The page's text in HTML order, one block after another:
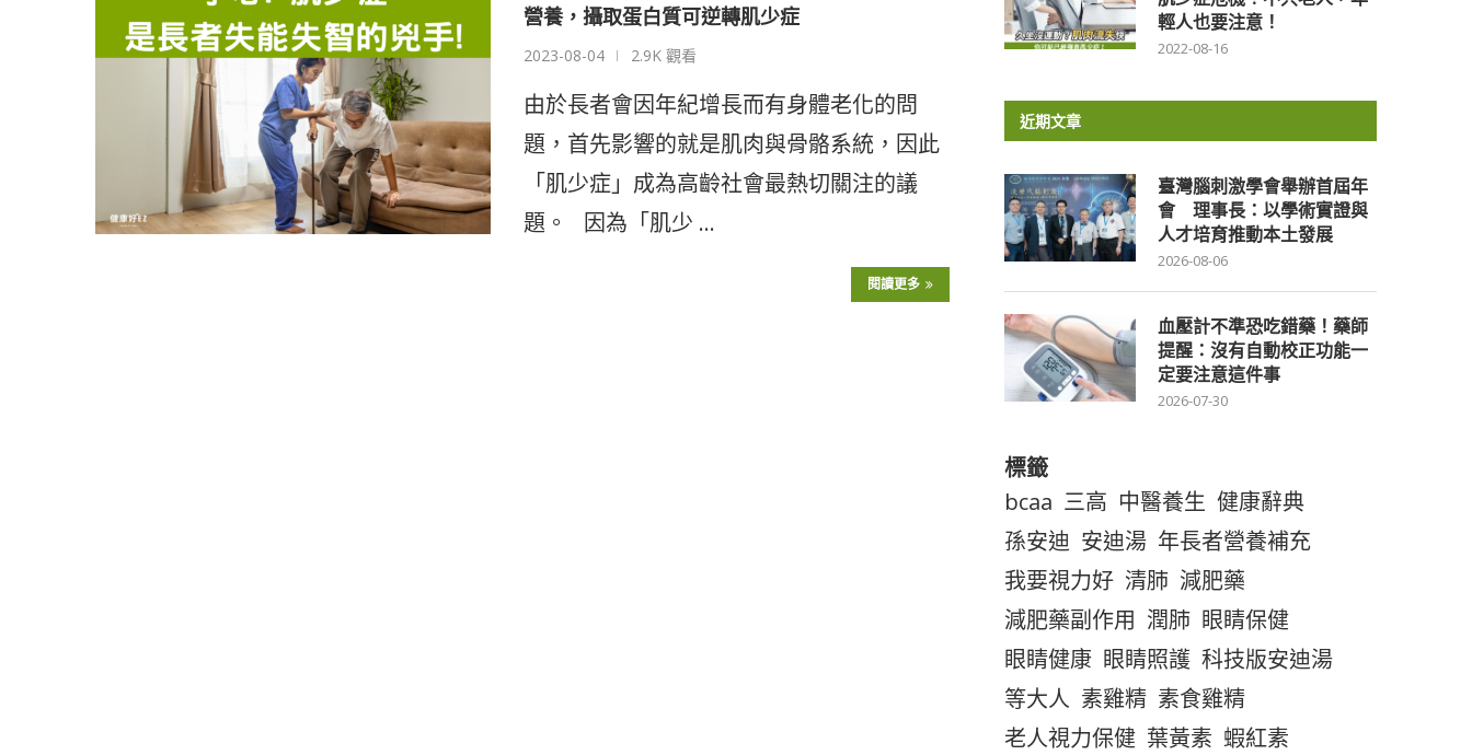
營養，攝取蛋白質可逆轉肌少症
2023-08-04 2.9K 觀看
由於長者會因年紀增長而有身體老化的問
題，首先影響的就是肌肉與骨骼系統，因此
「肌少症」成為高齡社會最熱切關注的議
題。 因為「肌少 …
閱讀更多
輕人也要注意！
2022-08-16
近期文章
臺灣腦刺激學會舉辦首屆年
會 理事長：以學術實證與
人才培育推動本土發展
2026-08-06
血壓計不準恐吃錯藥！藥師
提醒：沒有自動校正功能一
定要注意這件事
2026-07-30
標籤
bcaa 三高 中醫養生 健康辭典
孫安迪 安迪湯 年長者營養補充
我要視力好 清肺 減肥藥
減肥藥副作用 潤肺 眼睛保健
眼睛健康 眼睛照護 科技版安迪湯
等大人 素雞精 素食雞精
老人視力保健 葉黃素 蝦紅素